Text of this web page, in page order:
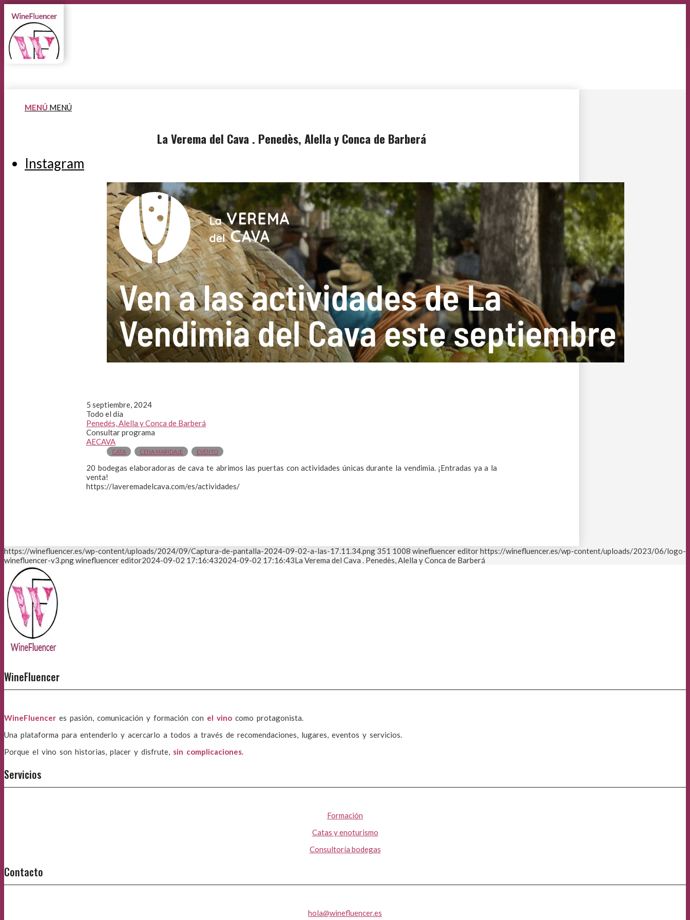
MENÚ MENÚ
Instagram
La Verema del Cava . Penedès, Alella y Conca de Barberá
5 septiembre, 2024
Todo el día
Penedés, Alella y Conca de Barberá
Consultar programa
AECAVA
CATA CENA MARIDAJE EVENTO
20 bodegas elaboradoras de cava te abrimos las puertas con actividades únicas durante la vendimia. ¡Entradas ya a la
venta!
https://laveremadelcava.com/es/actividades/
https://winefluencer.es/wp-content/uploads/2024/09/Captura-de-pantalla-2024-09-02-a-las-17.11.34.png 351 1008 winefluencer editorhttps://winefluencer.es/wp-content/uploads/2023/06/logo-
winefluencer-v3.pngwinefluencer editor2024-09-02 17:16:432024-09-02 17:16:43La Verema del Cava . Penedès, Alella y Conca de Barberá
WineFluencer
WineFluencer es pasión, comunicación y formación con el vino como protagonista.
Una plataforma para entenderlo y acercarlo a todos a través de recomendaciones, lugares, eventos y servicios.
Porque el vino son historias, placer y disfrute, sin complicaciones.
Servicios
Formación
Catas y enoturismo
Consultoría bodegas
Contacto
hola@winefluencer.es